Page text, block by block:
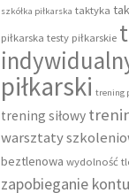
szkółka piłkarska taktyka
piłkarska testy piłkarskie
piłkarski trening
trening siłowy
warsztaty
beztlenowa wydolność
zapobieganie